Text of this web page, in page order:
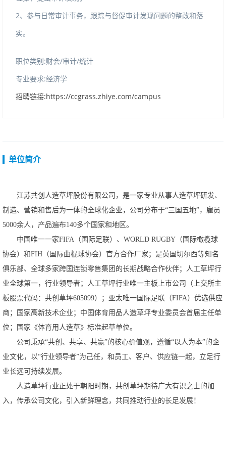
2、参与日常审计事务，跟踪与督促审计发现问题的整改和落
实。
职位类别:财会/审计/统计
专业要求:经济学
招聘链接:https://ccgrass.zhiye.com/campus
单位简介
江苏共创人造草坪股份有限公司，是一家专业从事人造草坪研发、
制造、营销和售后为一体的全球化企业，公司分布于“三国五地”，雇员
5000余人，产品遍布140多个国家和地区。
中国唯一一家FIFA（国际足联）、WORLDRUGBY（国际橄榄球
协会）和FIH（国际曲棍球协会）官方合作厂家；是英国切尔西等知名
俱乐部、全球多家跨国连锁零售集团的长期战略合作伙伴；人工草坪行
业全球第一，行业领导者；人工草坪行业唯一主板上市公司（上交所主
板股票代码：共创草坪605099）；亚太唯一国际足联（FIFA）优选供应
商；国家高新技术企业；中国体育用品人造草坪专业委员会首届主任单
位；国家《体育用人造草》标准起草单位。
公司秉承“共创、共享、共赢”的核心价值观，遵循“以人为本”的企
业文化，以“行业领导者”为己任，和员工、客户、供应链一起，立足行
业长远可持续发展。
人造草坪行业正处于朝阳时期，共创草坪期待广大有识之士的加
入，传承公司文化，引入新鲜理念，共同推动行业的长足发展！